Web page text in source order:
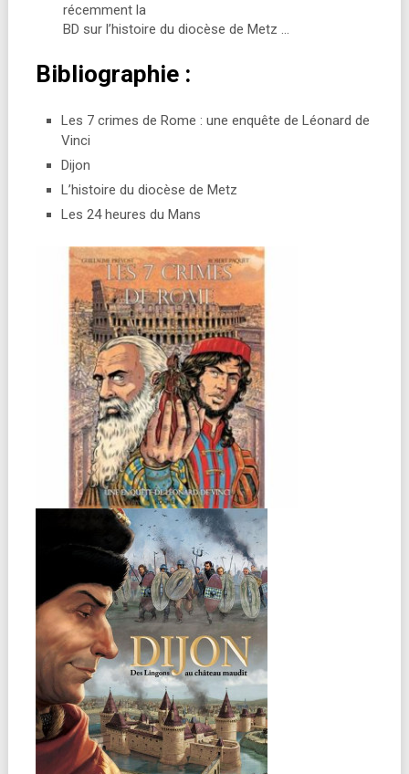
récemment la
BD sur l’histoire du diocèse de Metz …
Bibliographie :
Les 7 crimes de Rome : une enquête de Léonard de
Vinci
Dijon
L’histoire du diocèse de Metz
Les 24 heures du Mans